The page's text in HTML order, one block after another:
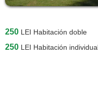
250 LEI Habitación doble
250 LEI Habitación individual